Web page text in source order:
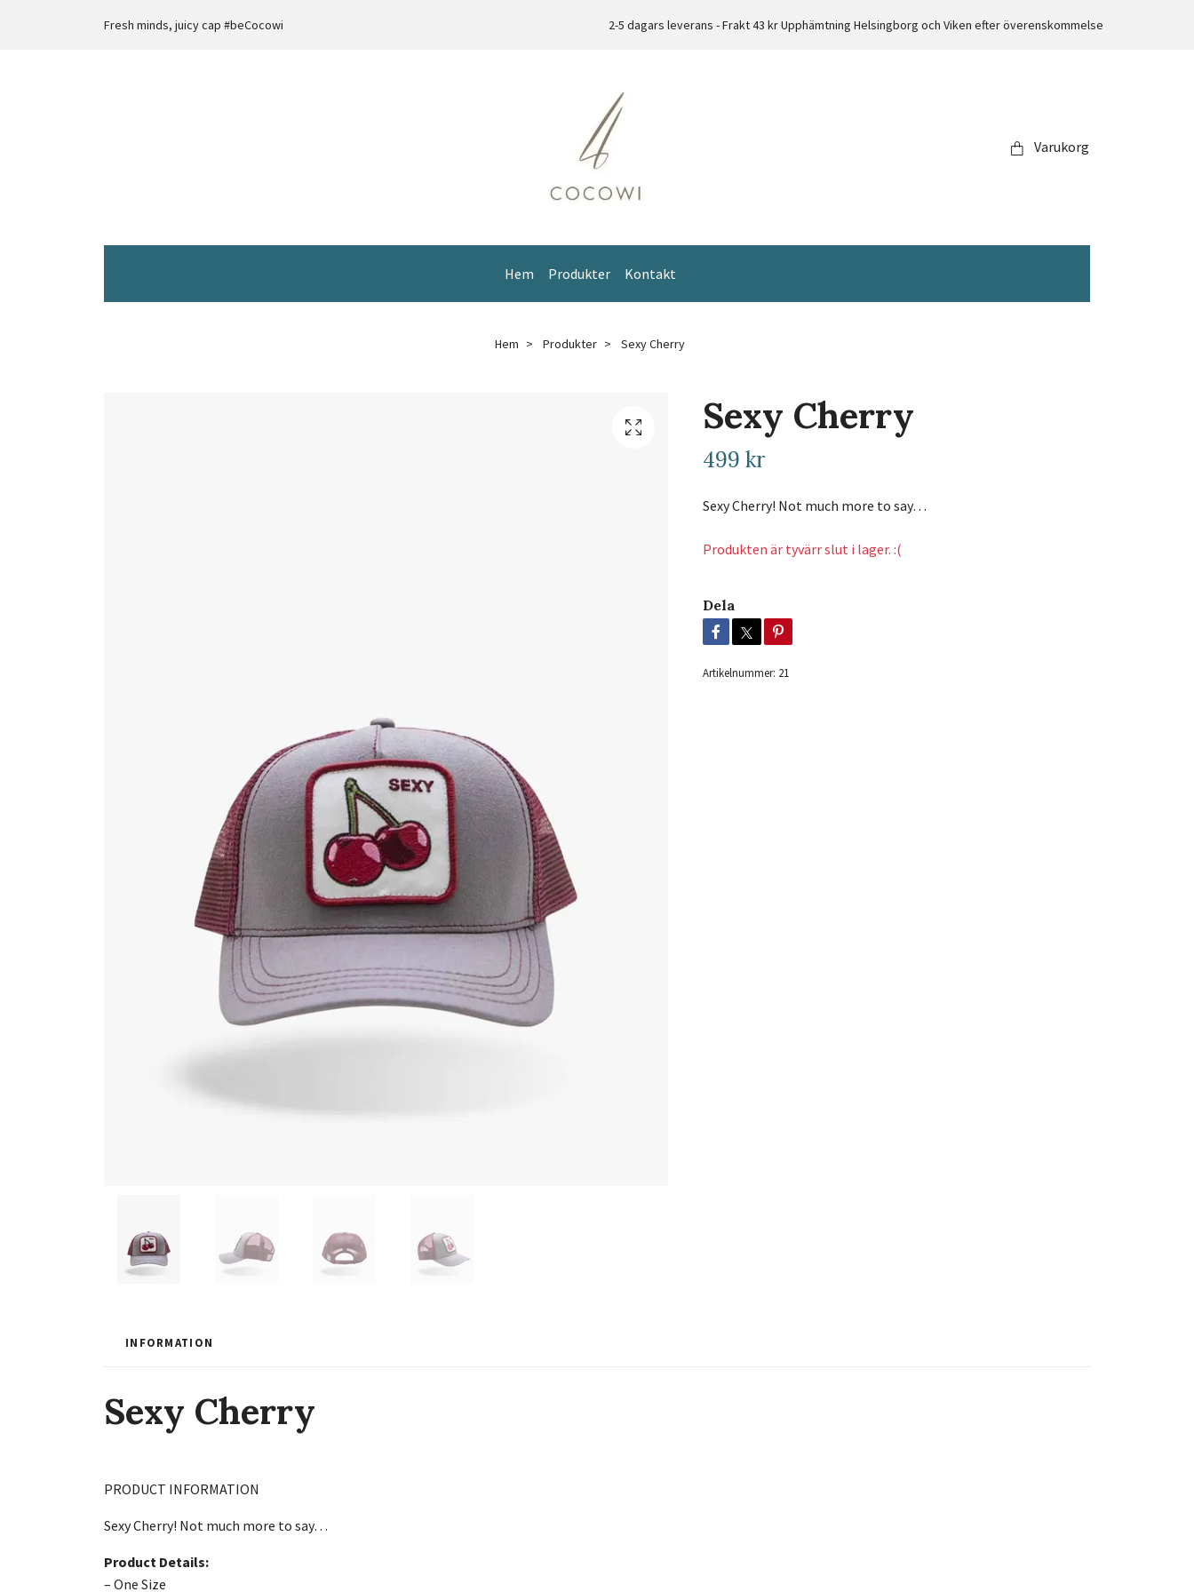
Fresh minds, juicy cap #beCocowi 2-5 dagars leverans - Frakt 43 kr Upphämtning Helsingborg och Viken efter överenskommelse
Varukorg
Hem Produkter Kontakt
Hem Produkter Sexy Cherry
Sexy Cherry
499 kr
Sexy Cherry! Not much more to say…
Produkten är tyvärr slut i lager. :(
Dela
Artikelnummer: 21
INFORMATION
Sexy Cherry
PRODUCT INFORMATION
Sexy Cherry! Not much more to say…
Product Details:
– One Size